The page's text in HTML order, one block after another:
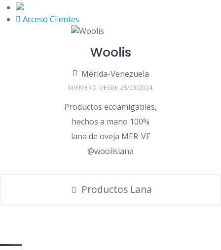
Acceso Clientes
Woolis
Mérida-Venezuela
MIEMBRO DESDE 25/03/2024
Productos ecoamigables,
hechos a mano 100%
lana de oveja MER-VE
@woolislana
Productos Lana